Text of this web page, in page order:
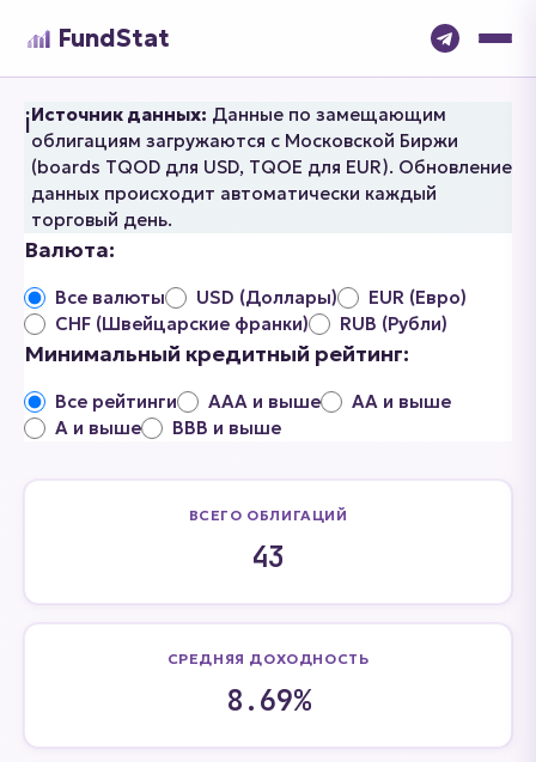
FundStat
ℹ️Источник данных: Данные по замещающим
облигациям загружаются с Московской Биржи
(boards TQOD для USD, TQOE для EUR). Обновление
данных происходит автоматически каждый
торговый день.
Валюта:
Все валюты USD (Доллары)
EUR (Евро)
CHF (Швейцарские франки)
RUB (Рубли)
Минимальный кредитный рейтинг:
Все рейтинги AAA и выше
AA и выше
A и выше
BBB и выше
ВСЕГО ОБЛИГАЦИЙ
43
СРЕДНЯЯ ДОХОДНОСТЬ
8.69%